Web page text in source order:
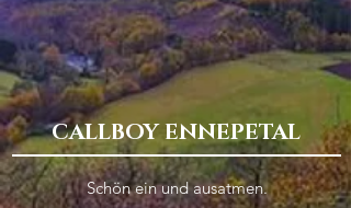
CALLBOY ENNEPETAL
Schön ein und ausatmen.